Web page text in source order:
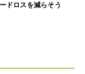
ドロスを減らそう